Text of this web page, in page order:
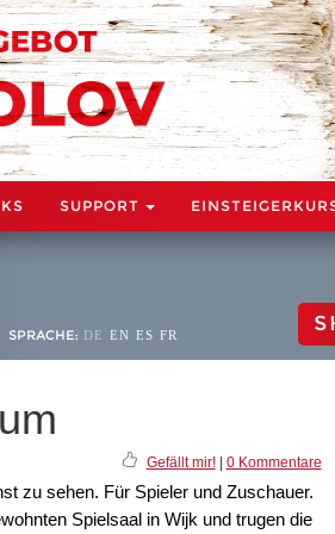
SUPPORT
SPRACHE: DE EN ES FR
Gefällt mir!| 0 Kommentare
zu sehen. Für Spieler und Zuschauer.
Spielsaal in Wijk und trugen die